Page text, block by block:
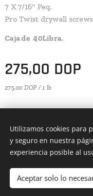
7 X 7/16" Peq.
Pro Twist drywall
Caja de 40Libra.
275,00 DOP
275,00 DOP / 1 lb
WUS
Utilizamos cookies para
y seguro en nuestra
experiencia posible al
Aceptar solo lo